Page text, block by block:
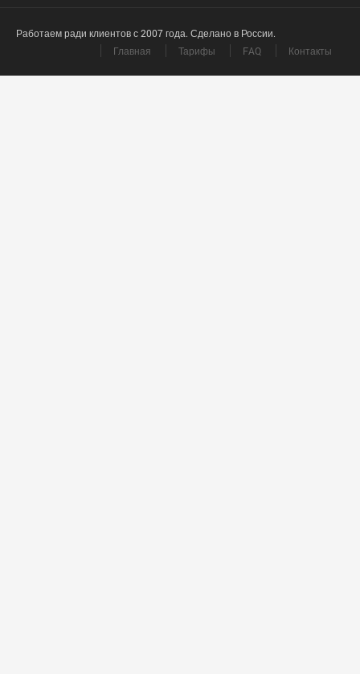
Работаем ради клиентов с 2007 года. Сделано в России.
Главная
Тарифы FAQ Контакты